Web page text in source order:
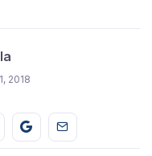
2018
on FaceBook
Share this on Twitter
Share this on GMail
Share this on